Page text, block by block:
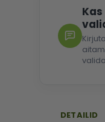
DETAILID